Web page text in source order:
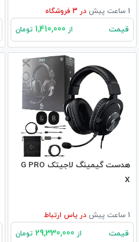
1 ساعت پیش در فروشگاه
قیمت از تومان
هدست گیمینگ لاجیتک G PRO
X
1 ساعت پیش در یاس ارتباط
قیمت از تومان